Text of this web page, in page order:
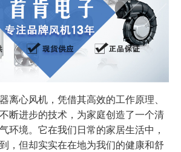
心风机，凭借其高效的工作原理、
断进步的技术，为家庭创造了一个清
环境。它在我们日常的家居生活中，
，但却实实在在地为我们的健康和舒